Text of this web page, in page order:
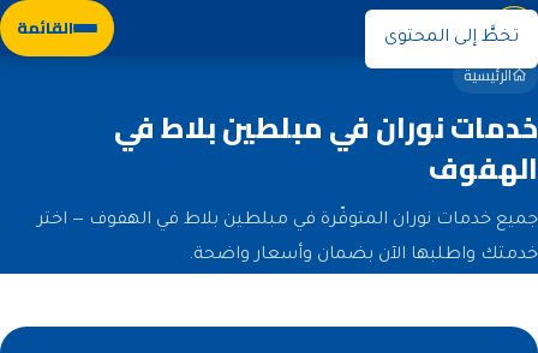
تخطَّ إلى المحتوى القائمة نوران
الرئيسية
خدمات نوران في مبلطين بلاط في
الهفوف
جميع خدمات نوران المتوفّرة في مبلطين بلاط في الهفوف — اختر
خدمتك واطلبها الآن بضمان وأسعار واضحة.